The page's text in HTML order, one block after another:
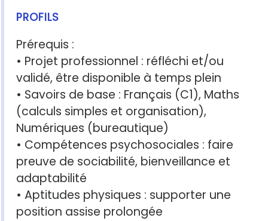
PROFILS
Prérequis :
• Projet professionnel : réfléchi et/ou
validé, être disponible à temps plein
• Savoirs de base : Français (C1), Maths
(calculs simples et organisation),
Numériques (bureautique)
• Compétences psychosociales : faire
preuve de sociabilité, bienveillance et
adaptabilité
• Aptitudes physiques : supporter une
position assise prolongée